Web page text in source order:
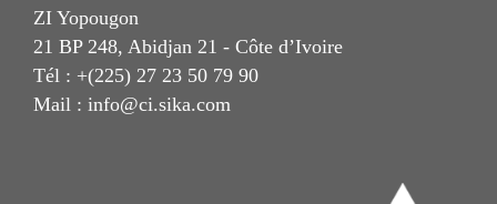
ZI Yopougon
21 BP 248, Abidjan 21 - Côte d’Ivoire
Tél : +(225) 27 23 50 79 90
Mail : info@ci.sika.com